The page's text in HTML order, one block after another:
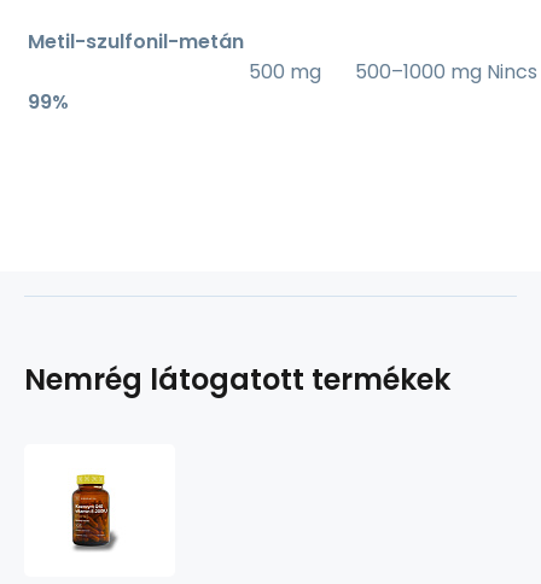
Metil-szulfonil-metán
99%
500 mg 500–1000 mg
Nemrég látogatott termékek